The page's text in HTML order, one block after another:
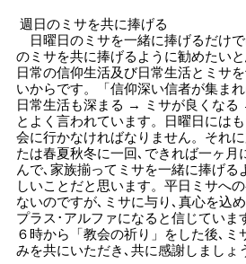
週日のミサを共に捧げる
日曜日のミサを一緒に捧げるだけ
のミサを共に捧げるように勧めたい
日常の信仰生活及び日常生活とミサ
いからです。「信仰深い信者が集ま
日常生活も深まる → ミサが良くなる
とよく言われています。日曜日には
会に行かなければなりません。それ
たは春夏秋冬に一回､できれば一ヶ月
んで､家族揃ってミサを一緒に捧げる
しいことだと思います。平日ミサへ
ないのですが､ミサに与り､真心を込
プラス･アルファになると信じていま
６時から「教会の祈り」をした後､
みを共にいただき､共に感謝しましょ